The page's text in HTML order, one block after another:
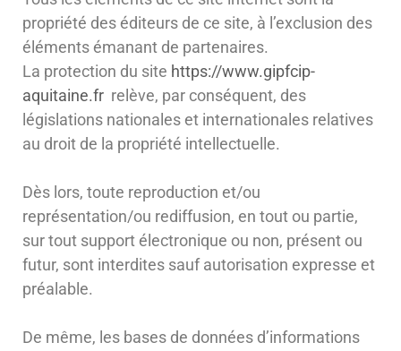
propriété des éditeurs de ce site, à l’exclusion des
éléments émanant de partenaires.
La protection du site https://www.gipfcip-
aquitaine.fr relève, par conséquent, des
législations nationales et internationales relatives
au droit de la propriété intellectuelle.
Dès lors, toute reproduction et/ou
représentation/ou rediffusion, en tout ou partie,
sur tout support électronique ou non, présent ou
futur, sont interdites sauf autorisation expresse et
préalable.
De même, les bases de données d’informations